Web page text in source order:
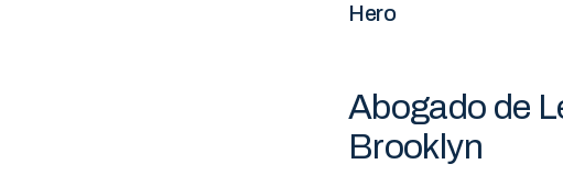
Hero
Abogado de
Brooklyn